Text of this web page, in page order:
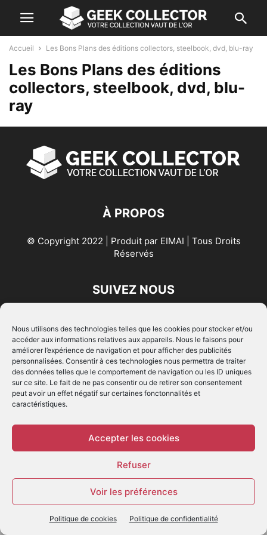
Nous utilisons des technologies telles que les cookies pour stocker et/ou
accéder aux informations relatives aux appareils. Nous le faisons pour
améliorer l’expérience de navigation et pour afficher des publicités
personnalisées. Consentir à ces technologies nous permettra de traiter
des données telles que le comportement de navigation ou les ID uniques
sur ce site. Le fait de ne pas consentir ou de retirer son consentement
peut avoir un effet négatif sur certaines fonctonnalités et
caractéristiques.
Accepter les cookies
Refuser
Voir les préférences
Politique de cookies Politique de confidentialité
Accueil Les Bons Plans des éditions collectors, steelbook, dvd, blu-ray
Les Bons Plans des éditions
collectors, steelbook, dvd, blu-
ray
À PROPOS
© Copyright 2022 | Produit par EIMAI | Tous Droits
Réservés
SUIVEZ NOUS
© - Création :EIMAI
WP Twitter Auto Publish